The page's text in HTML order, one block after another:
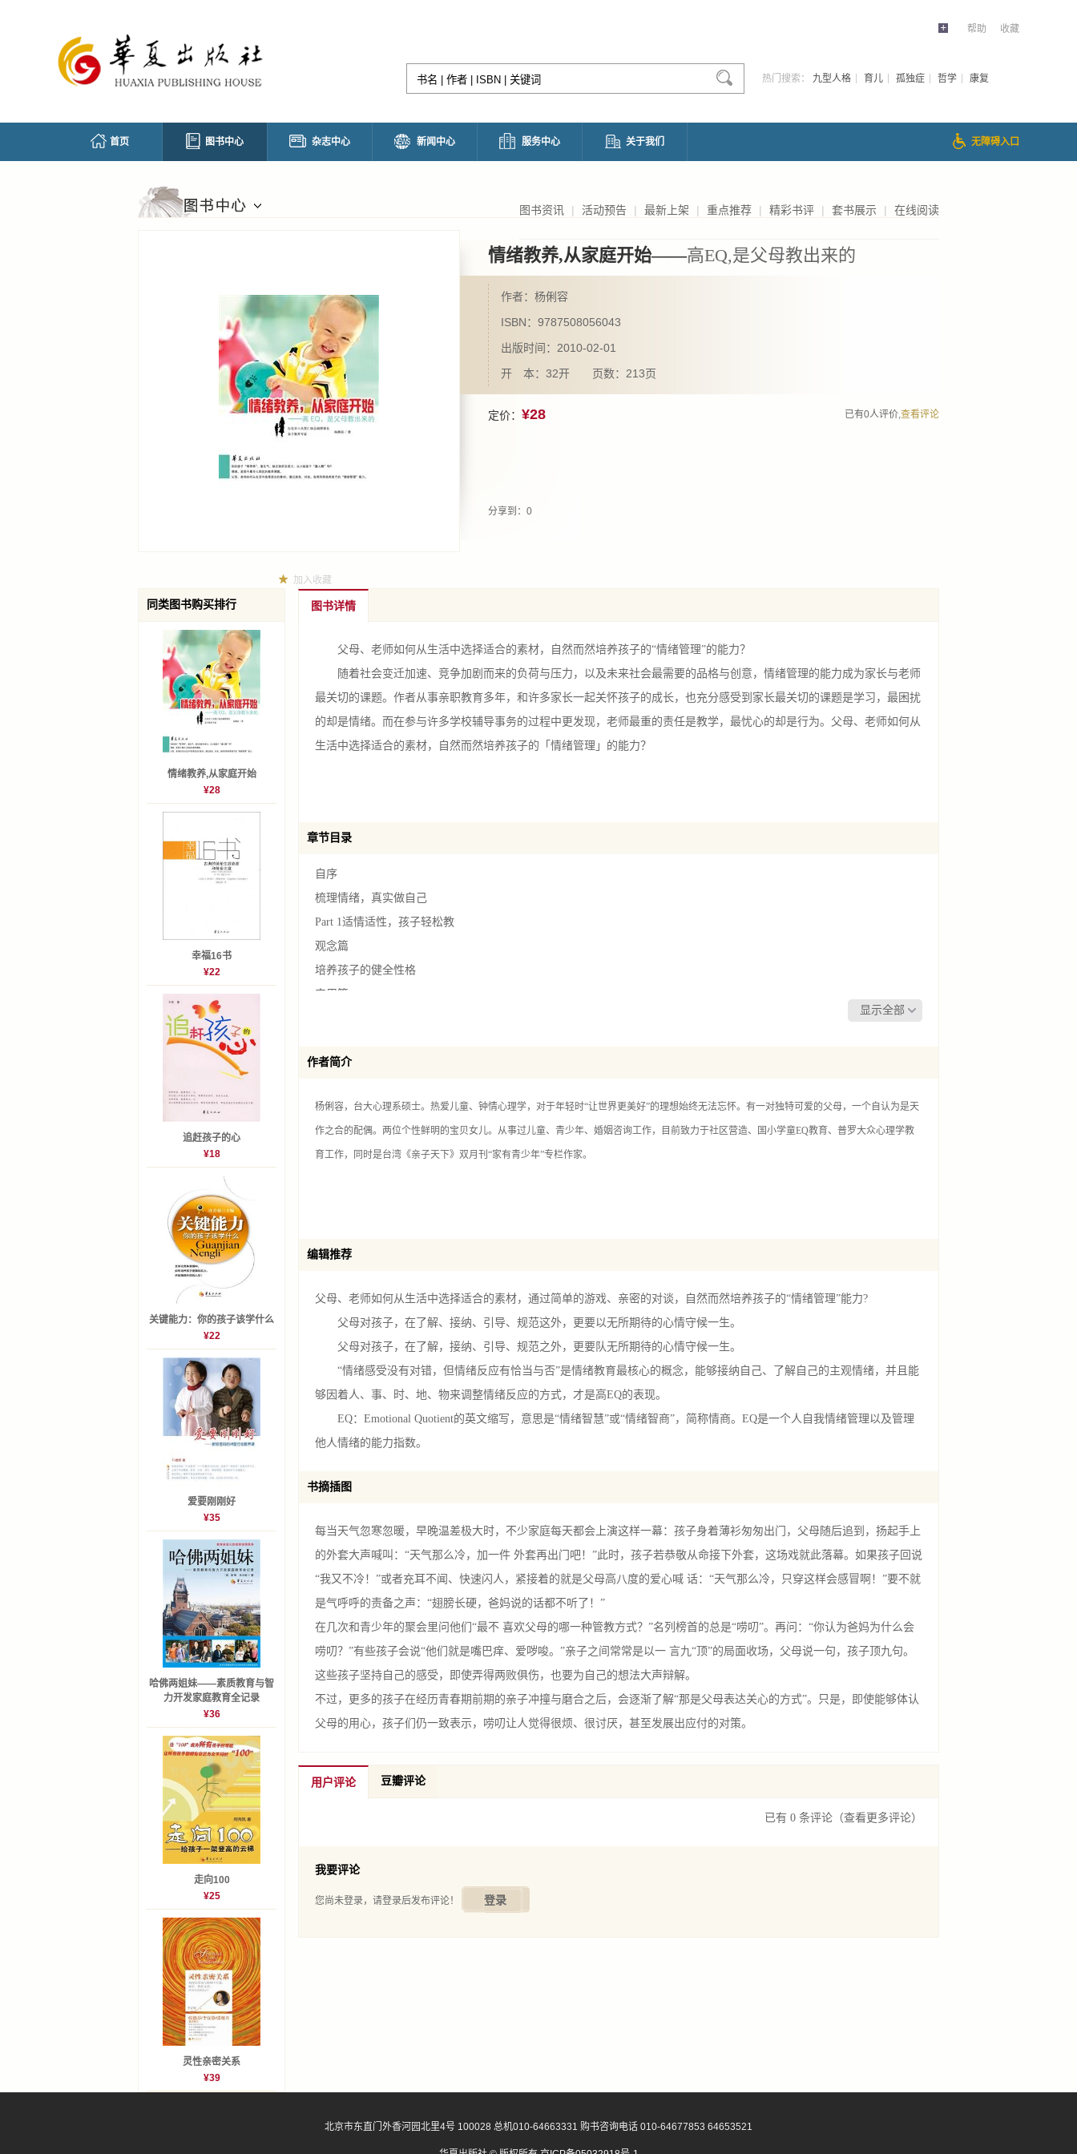
帮助 收藏
热门搜索： 九型人格 育儿 孤独症 哲学 康复
首页 图书中心 杂志中心 新闻中心 服务中心 关于我们 无障碍入口
图书资讯 | 活动预告 | 最新上架 | 重点推荐 | 精彩书评 | 套书展示 | 在线阅读
加入收藏
情绪教养,从家庭开始——高EQ,是父母教出来的
作者：杨俐容
ISBN：9787508056043
出版时间：2010-02-01
开 本：32开 页数：213页
定价： ¥28 已有0人评价,查看评论
分享到： 0
同类图书购买排行
情绪教养,从家庭开始
¥28
幸福16书
¥22
追赶孩子的心
¥18
关键能力：你的孩子该学什么
¥22
爱要刚刚好
¥35
哈佛两姐妹——素质教育与智
力开发家庭教育全记录
¥36
走向100
¥25
灵性亲密关系
¥39
图书详情
父母、老师如何从生活中选择适合的素材，自然而然培养孩子的“情绪管理”的能力？
随着社会变迁加速、竞争加剧而来的负荷与压力，以及未来社会最需要的品格与创意，情绪管理的能力成为家长与老师
最关切的课题。作者从事亲职教育多年，和许多家长一起关怀孩子的成长，也充分感受到家长最关切的课题是学习，最困扰
的却是情绪。而在参与许多学校辅导事务的过程中更发现，老师最重的责任是教学，最忧心的却是行为。父母、老师如何从
生活中选择适合的素材，自然而然培养孩子的「情绪管理」的能力？
章节目录
自序
梳理情绪，真实做自己
Part 1适情适性，孩子轻松教
观念篇
培养孩子的健全性格
实用篇
做个"够好的父母"
幸福藏在倾听里
亲子沟通不放假
正向引导好动儿
让快乐成为传家的宝藏
爱的大富翁
让欣赏成为家庭文化
给孩子值得珍藏的美好回忆
Part 2有方有法，家庭EQ高
提升孩子的情绪智商?
高EQ领导群伦
慢养克制力
思考后果大能力
留白，让EQ high起来
自信使人不怕失败
家庭压力侦测器
别让分数打败EQ
避开盛怒的暗礁
让不一致成为高EQ的滋养
开玩笑需要好EQ
现代儿童的"魔戒首部曲"
显示全部
作者简介
杨俐容，台大心理系硕士。热爱儿童、钟情心理学，对于年轻时“让世界更美好”的理想始终无法忘怀。有一对独特可爱的父母，一个自认为是天
作之合的配偶。两位个性鲜明的宝贝女儿。从事过儿童、青少年、婚姻咨询工作，目前致力于社区营造、国小学童EQ教育、普罗大众心理学教
育工作，同时是台湾《亲子天下》双月刊“家有青少年”专栏作家。
编辑推荐
父母、老师如何从生活中选择适合的素材，通过简单的游戏、亲密的对谈，自然而然培养孩子的“情绪管理”能力?
父母对孩子，在了解、接纳、引导、规范这外，更要以无所期待的心情守候一生。
父母对孩子，在了解，接纳、引导、规范之外，更要队无所期待的心情守候一生。
“情绪感受没有对错，但情绪反应有恰当与否”是情绪教育最核心的概念，能够接纳自己、了解自己的主观情绪，并且能
够因着人、事、时、地、物来调整情绪反应的方式，才是高EQ的表现。
EQ：Emotional Quotient的英文缩写，意思是“情绪智慧”或“情绪智商”，简称情商。EQ是一个人自我情绪管理以及管理
他人情绪的能力指数。
书摘插图
每当天气忽寒忽暖，早晚温差极大时，不少家庭每天都会上演这样一幕：孩子身着薄衫匆匆出门，父母随后追到，扬起手上
的外套大声喊叫：“天气那么冷，加一件 外套再出门吧！”此时，孩子若恭敬从命接下外套，这场戏就此落幕。如果孩子回说
“我又不冷！”或者充耳不闻、快速闪人，紧接着的就是父母高八度的爱心喊 话：“天气那么冷，只穿这样会感冒啊！”要不就
是气呼呼的责备之声：“翅膀长硬，爸妈说的话都不听了！”
在几次和青少年的聚会里问他们“最不 喜欢父母的哪一种管教方式？”名列榜首的总是“唠叨”。再问：“你认为爸妈为什么会
唠叨？”有些孩子会说“他们就是嘴巴痒、爱哕唆。”亲子之间常常是以一 言九“顶”的局面收场，父母说一句，孩子顶九句。
这些孩子坚持自己的感受，即使弄得两败俱伤，也要为自己的想法大声辩解。
不过，更多的孩子在经历青春期前期的亲子冲撞与磨合之后，会逐渐了解“那是父母表达关心的方式”。只是，即使能够体认
父母的用心，孩子们仍一致表示，唠叨让人觉得很烦、很讨厌，甚至发展出应付的对策。
用户评论 豆瓣评论
已有 0 条评论 （查看更多评论）
我要评论
您尚未登录，请登录后发布评论！ 登录
北京市东直门外香河园北里4号 100028 总机010-64663331 购书咨询电话 010-64677853 64653521